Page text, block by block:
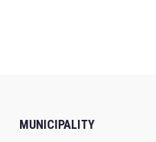
MUNICIPALITY